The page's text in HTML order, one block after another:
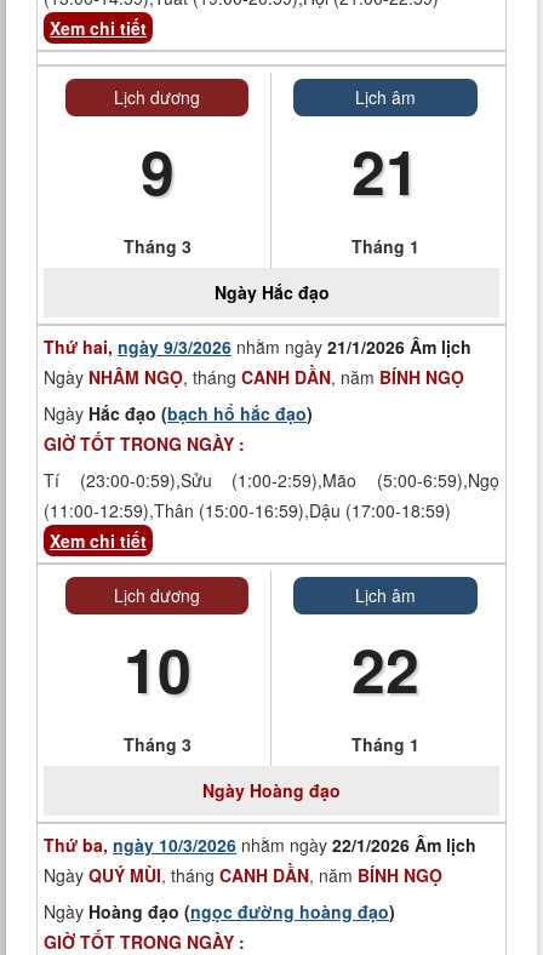
Xem chi tiết
Lịch dương
9
Tháng 3
Lịch âm
21
Tháng 1
Ngày Hắc đạo
Thứ hai, ngày 9/3/2026 nhằm ngày 21/1/2026 Âm lịch
Ngày NHÂM NGỌ, tháng CANH DẦN, năm BÍNH NGỌ
Ngày Hắc đạo (bạch hổ hắc đạo)
GIỜ TỐT TRONG NGÀY :
Tí (23:00-0:59),Sửu (1:00-2:59),Mão (5:00-6:59),Ngọ
(11:00-12:59),Thân (15:00-16:59),Dậu (17:00-18:59)
Xem chi tiết
Lịch dương
10
Tháng 3
Lịch âm
22
Tháng 1
Ngày Hoàng đạo
Thứ ba, ngày 10/3/2026 nhằm ngày 22/1/2026 Âm lịch
Ngày QUÝ MÙI, tháng CANH DẦN, năm BÍNH NGỌ
Ngày Hoàng đạo (ngọc đường hoàng đạo)
GIỜ TỐT TRONG NGÀY :